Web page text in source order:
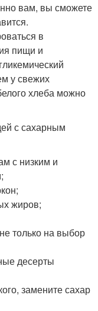
вам, вы сможете
в
пищи и
у свежих
хлеба можно
с сахарным
с низким и
жиров;
только на выбор
десерты
замените сахар